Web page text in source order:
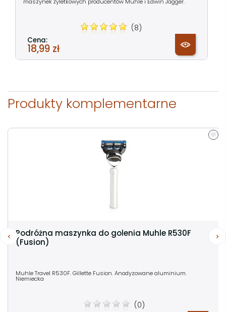
(8)
Cena:
18,99 zł
Produkty komplementarne
Podróżna maszynka do golenia Muhle R530F
(Fusion)
Muhle Travel R530F. Gillette Fusion. Anodyzowane aluminium.
Niemiecka
(0)